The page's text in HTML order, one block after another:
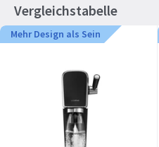
Vergleichstabelle
Mehr Design als Sein